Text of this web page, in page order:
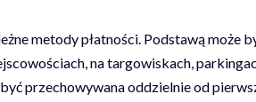
metody płatności. Podstawą może
na targowiskach,
przechowywana oddzielnie od